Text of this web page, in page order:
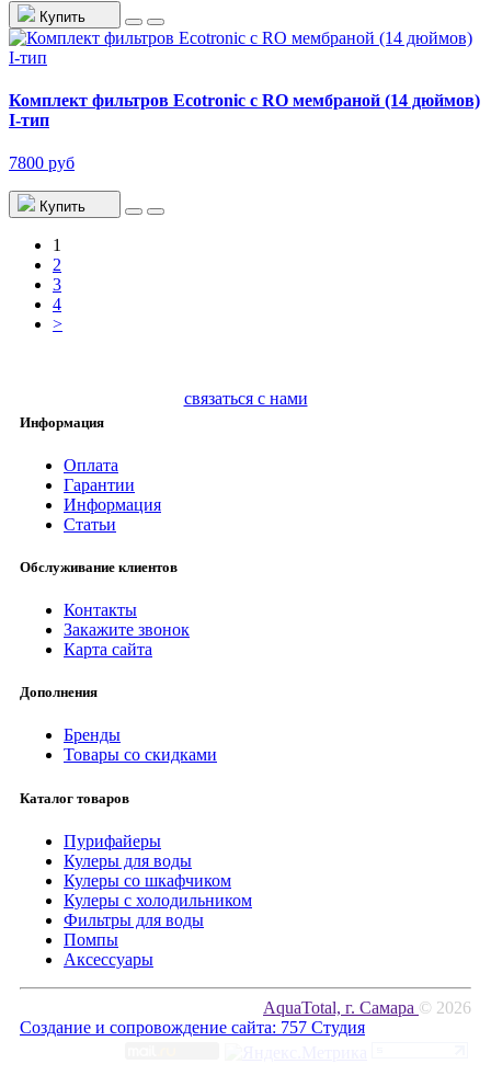
Купить
Комплект фильтров Ecotronic с RO мембраной (14 дюймов)
I-тип
7800 руб
Купить
1
2
3
4
>
связаться с нами
Информация
Оплата
Гарантии
Информация
Статьи
Обслуживание клиентов
Контакты
Закажите звонок
Карта сайта
Дополнения
Бренды
Товары со скидками
Каталог товаров
Пурифайеры
Кулеры для воды
Кулеры со шкафчиком
Кулеры с холодильником
Фильтры для воды
Помпы
Аксессуары
AquaTotal, г. Самара © 2026
Создание и сопровождение сайта: 757 Студия